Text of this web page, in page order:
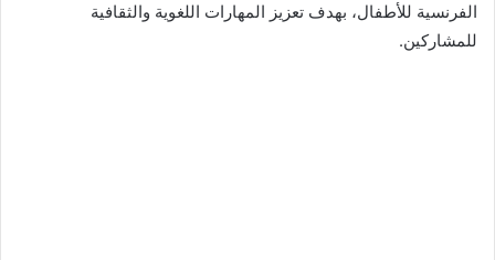
الفرنسية للأطفال، بهدف تعزيز المهارات اللغوية والثقافية
للمشاركين.